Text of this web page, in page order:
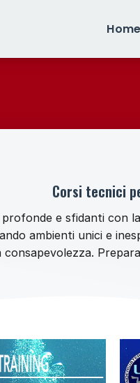
Home
Corsi tecnici
e sfidanti con
ambienti unici e